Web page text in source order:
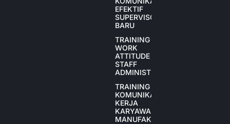
EFEKTIF
SUPERVISOR
BARU
TRAINING
WORK
ATTITUDE
STAFF
ADMINISTRASI
TRAINING
KOMUNIKASI
KERJA
KARYAWAN
MANUFAKTUR